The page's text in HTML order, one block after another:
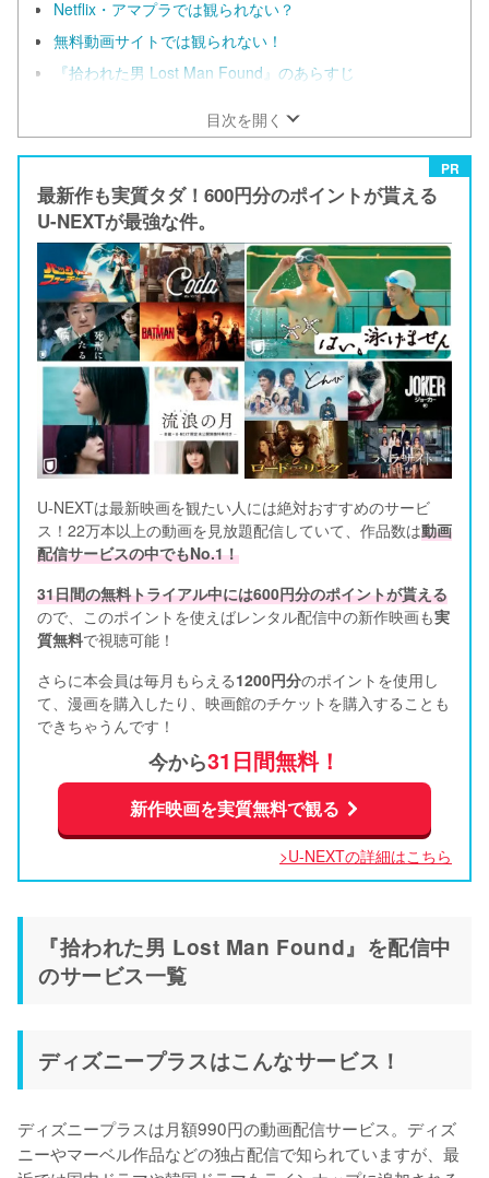
Netflix・アマプラでは観られない？
無料動画サイトでは観られない！
『拾われた男 Lost Man Found』のあらすじ
目次を開く
PR
最新作も実質タダ！600円分のポイントが貰える
U-NEXTが最強な件。
U-NEXTは最新映画を観たい人には絶対おすすめのサービ
ス！22万本以上の動画を見放題配信していて、作品数は動画
配信サービスの中でもNo.1！
31日間の無料トライアル中には600円分のポイントが貰える
ので、このポイントを使えばレンタル配信中の新作映画も実
質無料で視聴可能！
さらに本会員は毎月もらえる1200円分のポイントを使用し
て、漫画を購入したり、映画館のチケットを購入することも
できちゃうんです！
今から31日間無料！
新作映画を実質無料で観る
>U-NEXTの詳細はこちら
『拾われた男 Lost Man Found』を配信中
のサービス一覧
ディズニープラスはこんなサービス！
ディズニープラスは月額990円の動画配信サービス。ディズ
ニーやマーベル作品などの独占配信で知られていますが、最